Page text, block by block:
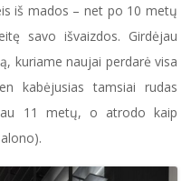
iš mados – net po 10 metų
savo išvaizdos. Girdėjau
kuriame naujai perdarė visa
kabėjusias tamsiai rudas
11 metų, o atrodo kaip